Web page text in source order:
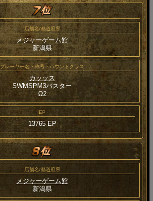
店舗名/都道府県
メジャーゲーム館
新潟県
プレーヤー名・称号・ハウンドクラス
カッッス
SWMSPM3バスター
Ω2
EP
13765 EP
店舗名/都道府県
メジャーゲーム館
新潟県